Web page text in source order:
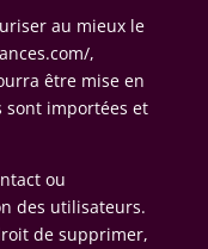
au mieux le
,
être mise en
sont importées et
ou
des utilisateurs.
de supprimer,